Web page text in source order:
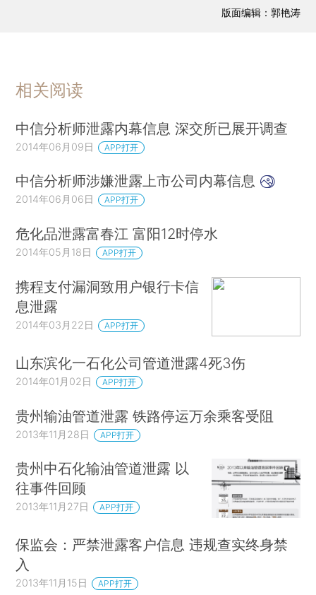
版面编辑：郭艳涛
相关阅读
中信分析师泄露内幕信息 深交所已展开调查
2014年06月09日 APP打开
中信分析师涉嫌泄露上市公司内幕信息
2014年06月06日 APP打开
危化品泄露富春江 富阳12时停水
2014年05月18日 APP打开
携程支付漏洞致用户银行卡信
息泄露
2014年03月22日 APP打开
山东滨化一石化公司管道泄露4死3伤
2014年01月02日 APP打开
贵州输油管道泄露 铁路停运万余乘客受阻
2013年11月28日 APP打开
贵州中石化输油管道泄露 以
往事件回顾
2013年11月27日 APP打开
保监会：严禁泄露客户信息 违规查实终身禁
入
2013年11月15日 APP打开